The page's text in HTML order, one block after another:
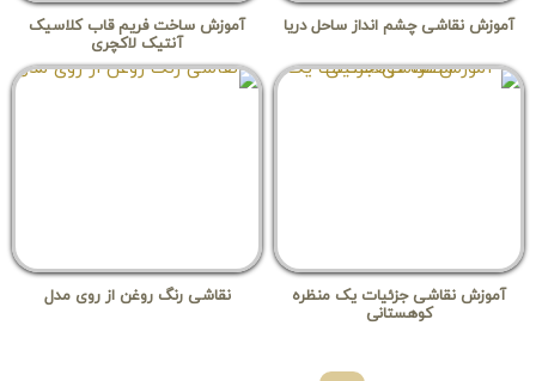
آموزش نقاشی چشم انداز ساحل دریا
آموزش ساخت فریم قاب کلاسیک
آنتیک لاکچری
آموزش نقاشی جزئیات یک منظره
کوهستانی
نقاشی رنگ روغن از روی مدل